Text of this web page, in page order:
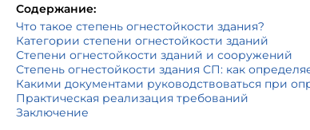
Содержание:
Что такое степень огнестойкости здания?
Категории степени огнестойкости зданий
Степени огнестойкости зданий и сооружений
Степень огнестойкости здания СП: как
Какими документами руководствоваться при
Практическая реализация требований
Заключение